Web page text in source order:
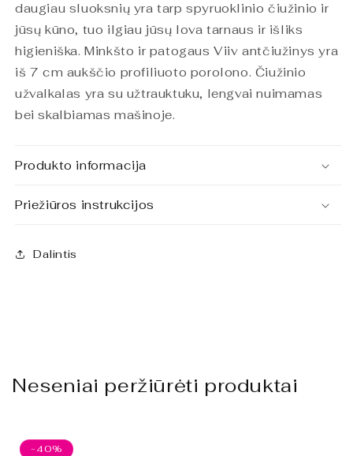
daugiau sluoksnių yra tarp spyruoklinio čiužinio ir
jūsų kūno, tuo ilgiau jūsų lova tarnaus ir išliks
higieniška. Minkšto ir patogaus Viiv antčiužinys yra
iš 7 cm aukščio profiliuoto porolono. Čiužinio
užvalkalas yra su užtrauktuku, lengvai nuimamas
bei skalbiamas mašinoje.
Produkto informacija
Priežiūros instrukcijos
Dalintis
Neseniai peržiūrėti produktai
-40%